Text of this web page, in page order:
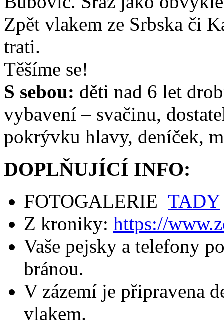
Zpět vlakem ze Srbska či
trati.
Těšíme se!
S sebou: děti nad 6 let
vybavení – svačinu,
pokrývku hlavy, deníček,
DOPLŇUJÍCÍ INFO:
FOTOGALERIE TADY
Z kroniky: https://
Vaše pejsky a telefony
bránou.
V zázemí je připravena
vlakem.